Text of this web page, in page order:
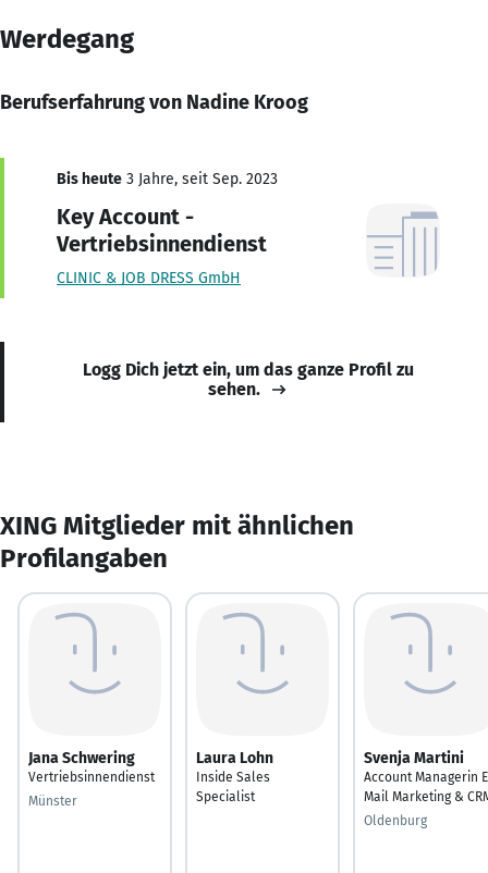
Werdegang
Berufserfahrung von Nadine Kroog
Bis heute 3 Jahre, seit Sep. 2023
Key Account -
Vertriebsinnendienst
CLINIC & JOB DRESS GmbH
Logg Dich jetzt ein, um das ganze Profil zu
sehen.
XING Mitglieder mit ähnlichen
Profilangaben
Jana Schwering
Vertriebsinnendienst
Münster
Laura Lohn
Inside Sales
Specialist
Svenja Martini
Account Managerin
Mail Marketing &
Oldenburg